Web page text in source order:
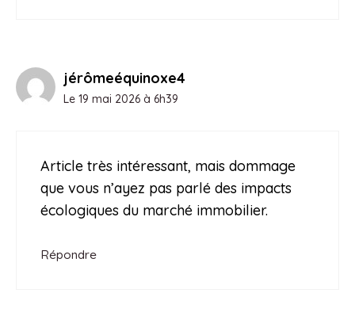
jérômeéquinoxe4
Le 19 mai 2026 à 6h39
Article très intéressant, mais dommage
que vous n’ayez pas parlé des impacts
écologiques du marché immobilier.
Répondre